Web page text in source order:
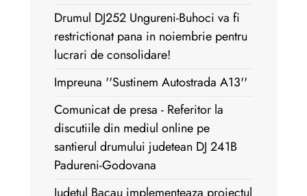
Drumul DJ252 Ungureni-Buhoci va fi
restrictionat pana in noiembrie pentru
lucrari de consolidare!
Impreuna ''Sustinem Autostrada A13''
Comunicat de presa - Referitor la
discutiile din mediul online pe
santierul drumului judetean DJ 241B
Padureni-Godovana